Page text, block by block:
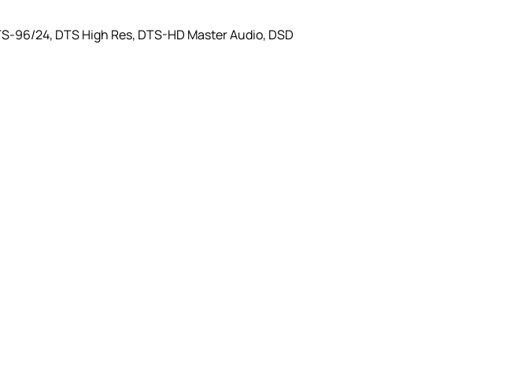
96/24, DTS High Res, DTS-HD Master Audio, DSD